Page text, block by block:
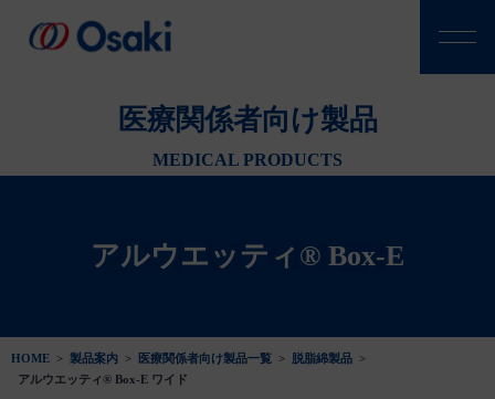
医療関係者向け製品
MEDICAL PRODUCTS
アルウエッティ® Box-E
HOME > 製品案内 > 医療関係者向け製品一覧 > 脱脂綿製品 >
アルウエッティ® Box-E ワイド